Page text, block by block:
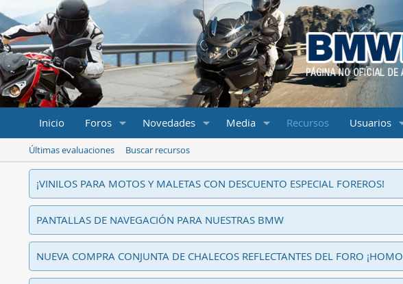
Inicio Foros Novedades Media Recursos Usuarios
Últimas evaluaciones Buscar recursos
¡VINILOS PARA MOTOS Y MALETAS CON DESCUENTO ESPECIAL FOREROS!
PANTALLAS DE NAVEGACIÓN PARA NUESTRAS BMW
NUEVA COMPRA CONJUNTA DE CHALECOS REFLECTANTES DEL FORO